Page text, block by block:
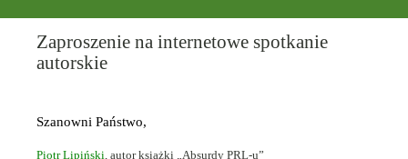
Zaproszenie na internetowe spotkanie
autorskie
Szanowni Państwo,
Piotr Lipiński, autor książki „Absurdy PRL-u”